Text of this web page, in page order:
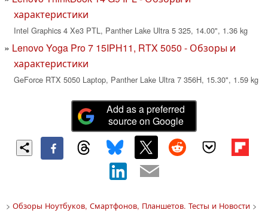
характеристики
Intel Graphics 4 Xe3 PTL, Panther Lake Ultra 5 325, 14.00", 1.36 kg
Lenovo Yoga Pro 7 15IPH11, RTX 5050 - Обзоры и
характеристики
GeForce RTX 5050 Laptop, Panther Lake Ultra 7 356H, 15.30", 1.59 kg
Add as a preferred
source on Google
> Обзоры Ноутбуков, Смартфонов, Планшетов. Тесты и Новости>